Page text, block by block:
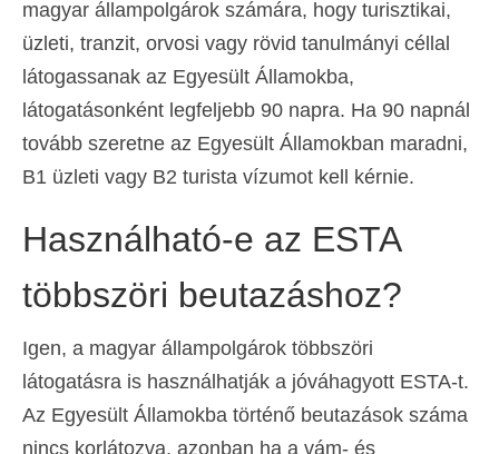
magyar állampolgárok számára, hogy turisztikai,
üzleti, tranzit, orvosi vagy rövid tanulmányi céllal
látogassanak az Egyesült Államokba,
látogatásonként legfeljebb 90 napra. Ha 90 napnál
tovább szeretne az Egyesült Államokban maradni,
B1 üzleti vagy B2 turista vízumot kell kérnie.
Használható-e az ESTA
többszöri beutazáshoz?
Igen, a magyar állampolgárok többszöri
látogatásra is használhatják a jóváhagyott ESTA-t.
Az Egyesült Államokba történő beutazások száma
nincs korlátozva, azonban ha a vám- és